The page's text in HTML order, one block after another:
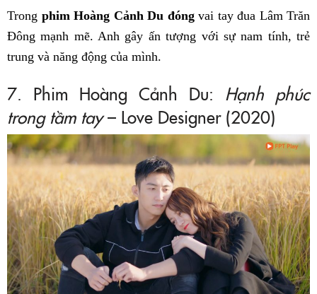
Trong phim Hoàng Cảnh Du đóngvai tay đua Lâm Trăn
Đông mạnh mẽ. Anh gây ấn tượng với sự nam tính, trẻ
trung và năng động của mình.
7. Phim Hoàng Cảnh Du: Hạnh phúc
trong tầm tay– Love Designer (2020)